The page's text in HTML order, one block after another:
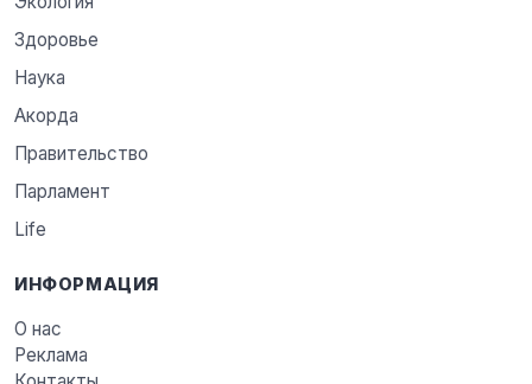
Здоровье
Наука
Акорда
Правительство
Парламент
Life
ИНФОРМАЦИЯ
О нас
Реклама